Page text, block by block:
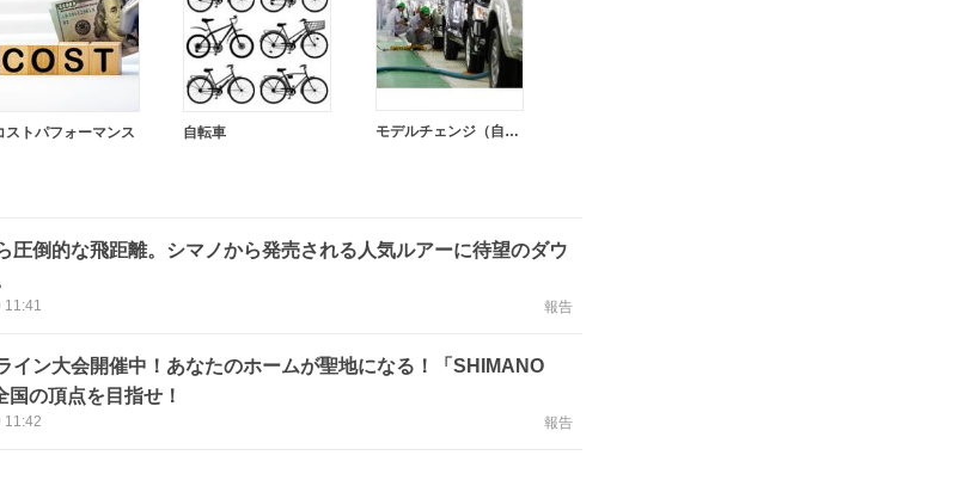
ストパフォーマンス 自転車 モデルチェンジ（自動車）
圧倒的な飛距離。シマノから発売される人気ルアーに待望のダウ
11:41 報告
イン大会開催中！あなたのホームが聖地になる！「SHIMANO
の頂点を目指せ！
11:42 報告